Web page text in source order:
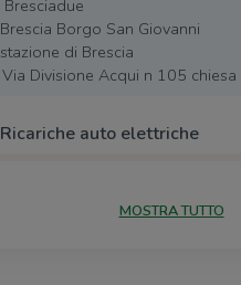
Bresciadue
Brescia Borgo San Giovanni
stazione di Brescia
Via Divisione Acqui n 105 chiesa
Ricariche auto elettriche
MOSTRA TUTTO